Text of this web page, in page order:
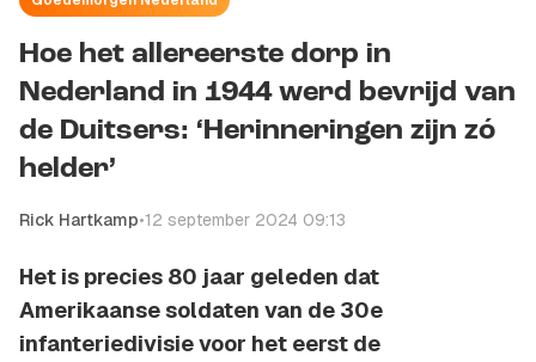
Hoe het allereerste dorp in
Nederland in 1944 werd bevrijd van
de Duitsers: ‘Herinneringen zijn zó
helder’
Rick Hartkamp•12 september 2024 09:13
Het is precies 80 jaar geleden dat
Amerikaanse soldaten van de 30e
infanteriedivisie voor het eerst de